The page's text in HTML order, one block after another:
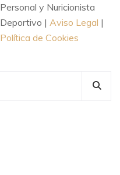
Personal y Nuricionista
Deportivo | Aviso Legal |
Política de Cookies